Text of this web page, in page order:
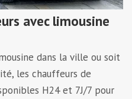
avec limousine
dans la ville ou soit
les chauffeurs de
H24 et 7J/7 pour